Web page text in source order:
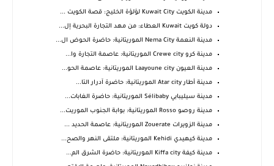
مدينة الكويت Kuwait City لؤلؤة الخليج: قصة الكويت ...
دولة كويت Kuwait العطاء: من مهد التجارة البحرية إل...
مدينة النعمة Nema City الموريتانية: حاضرة الحوض ال...
مدينة كرو Crewe city الموريتانية: عاصمة التجارة وا...
مدينة العيون Laayoune city الموريتانية: عاصمة الحو...
مدينة أطار Atar city الموريتانية: حاضرة آدرار التا...
مدينة سيليبابي Sélibaby الموريتانية: حاضرة الغابات...
مدينة روصو Rosso الموريتانية: بوابة الجنوب الموريت...
مدينة الزويرات Zouerate الموريتانية: عاصمة الحديد ...
مدينة كيهيدي Kehidi الموريتانية: ملتقى النهر والصح...
مدينة كيفة Kiffa city الموريتانية: حاضرة الشرق الم...